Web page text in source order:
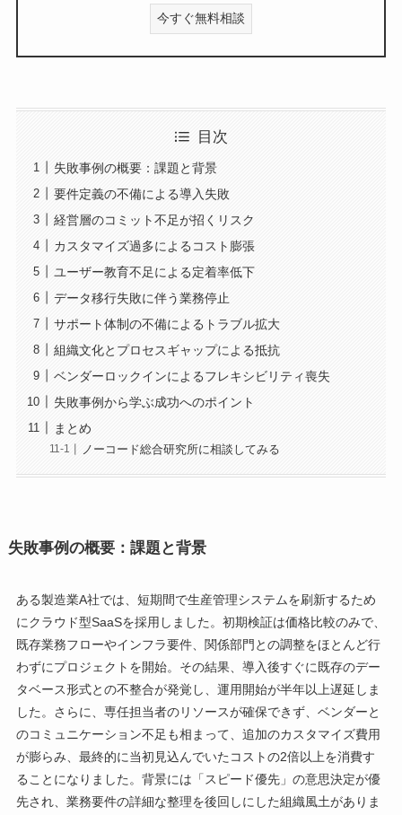
今すぐ無料相談
目次
失敗事例の概要：課題と背景
要件定義の不備による導入失敗
経営層のコミット不足が招くリスク
カスタマイズ過多によるコスト膨張
ユーザー教育不足による定着率低下
データ移行失敗に伴う業務停止
サポート体制の不備によるトラブル拡大
組織文化とプロセスギャップによる抵抗
ベンダーロックインによるフレキシビリティ喪失
失敗事例から学ぶ成功へのポイント
まとめ
ノーコード総合研究所に相談してみる
失敗事例の概要：課題と背景
ある製造業A社では、短期間で生産管理システムを刷新するため
にクラウド型SaaSを採用しました。初期検証は価格比較のみで、
既存業務フローやインフラ要件、関係部門との調整をほとんど行
わずにプロジェクトを開始。その結果、導入後すぐに既存のデー
タベース形式との不整合が発覚し、運用開始が半年以上遅延しま
した。さらに、専任担当者のリソースが確保できず、ベンダーと
のコミュニケーション不足も相まって、追加のカスタマイズ費用
が膨らみ、最終的に当初見込んでいたコストの2倍以上を消費す
ることになりました。背景には「スピード優先」の意思決定が優
先され、業務要件の詳細な整理を後回しにした組織風土がありま